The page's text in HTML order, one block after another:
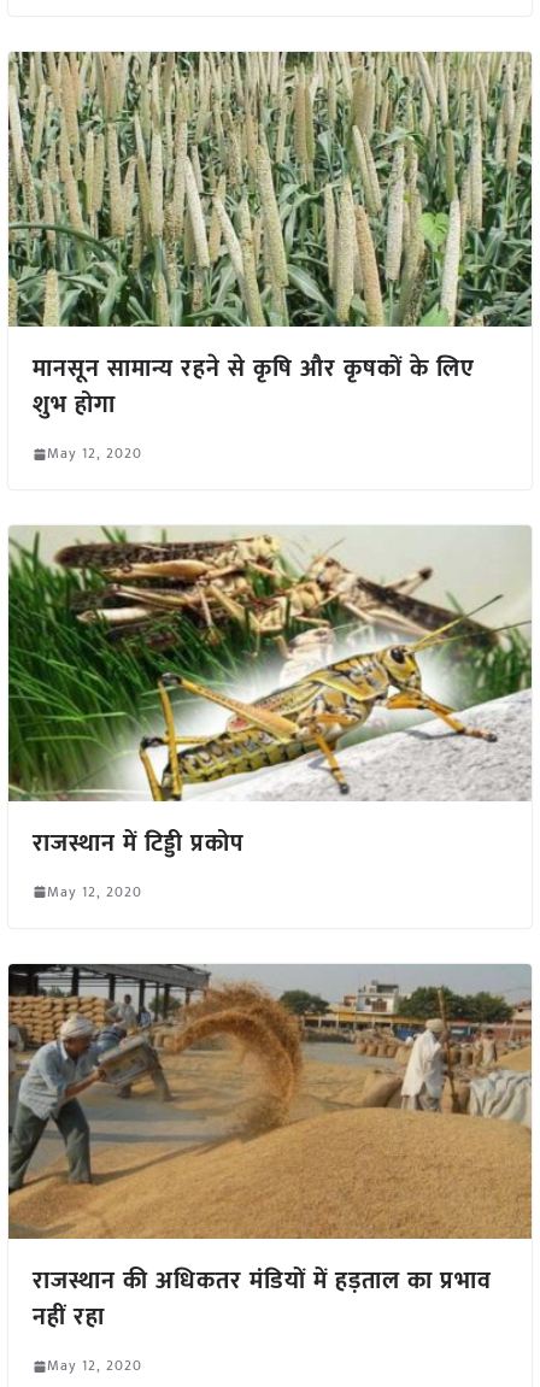
मानसून सामान्य रहने से कृषि और कृषकों के लिए
शुभ होगा
May 12, 2020
राजस्थान में टिड्डी प्रकोप
May 12, 2020
राजस्थान की अधिकतर मंडियों में हड़ताल का प्रभाव
नहीं रहा
May 12, 2020